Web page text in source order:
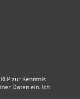
zur Kenntnis
Daten ein. Ich